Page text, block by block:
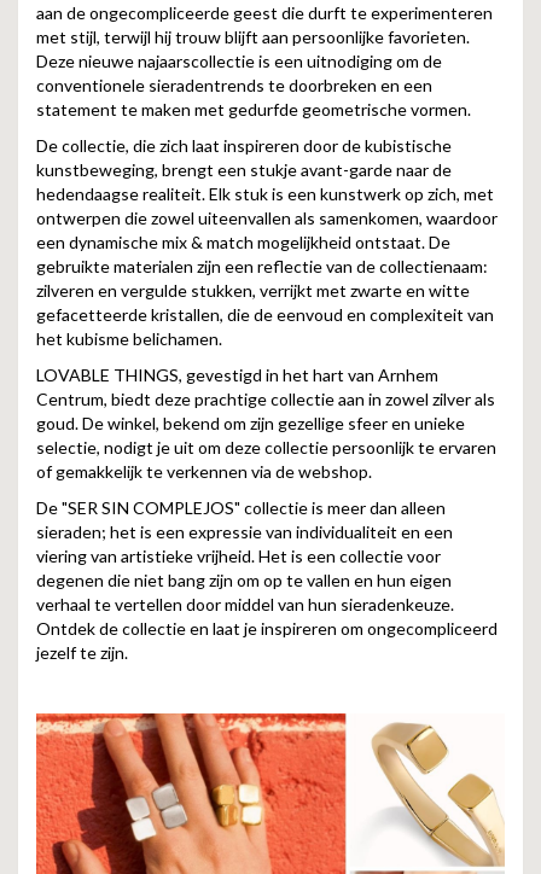
aan de ongecompliceerde geest die durft te experimenteren
met stijl, terwijl hij trouw blijft aan persoonlijke favorieten.
Deze nieuwe najaarscollectie is een uitnodiging om de
conventionele sieradentrends te doorbreken en een
statement te maken met gedurfde geometrische vormen.
De collectie, die zich laat inspireren door de kubistische
kunstbeweging, brengt een stukje avant-garde naar de
hedendaagse realiteit. Elk stuk is een kunstwerk op zich, met
ontwerpen die zowel uiteenvallen als samenkomen, waardoor
een dynamische mix & match mogelijkheid ontstaat. De
gebruikte materialen zijn een reflectie van de collectienaam:
zilveren en vergulde stukken, verrijkt met zwarte en witte
gefacetteerde kristallen, die de eenvoud en complexiteit van
het kubisme belichamen.
LOVABLE THINGS, gevestigd in het hart van Arnhem
Centrum, biedt deze prachtige collectie aan in zowel zilver als
goud. De winkel, bekend om zijn gezellige sfeer en unieke
selectie, nodigt je uit om deze collectie persoonlijk te ervaren
of gemakkelijk te verkennen via de webshop.
De "SER SIN COMPLEJOS" collectie is meer dan alleen
sieraden; het is een expressie van individualiteit en een
viering van artistieke vrijheid. Het is een collectie voor
degenen die niet bang zijn om op te vallen en hun eigen
verhaal te vertellen door middel van hun sieradenkeuze.
Ontdek de collectie en laat je inspireren om ongecompliceerd
jezelf te zijn.